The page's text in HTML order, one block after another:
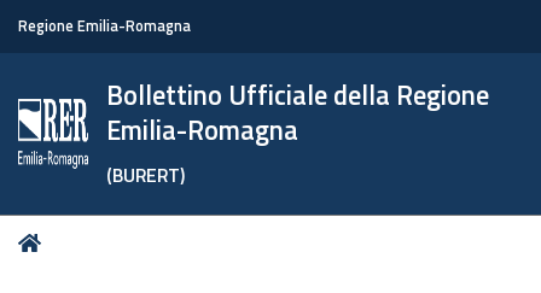
Regione Emilia-Romagna
Bollettino Ufficiale della Regione
Emilia-Romagna
(BURERT)
Tu